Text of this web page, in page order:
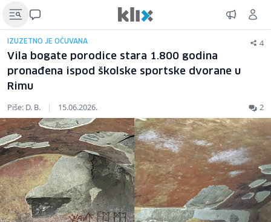
IZUZETNO JE OČUVANA 4
Vila bogate porodice stara 1.800 godina
pronađena ispod školske sportske dvorane u
Rimu
Piše: D. B. | 15.06.2026. 2